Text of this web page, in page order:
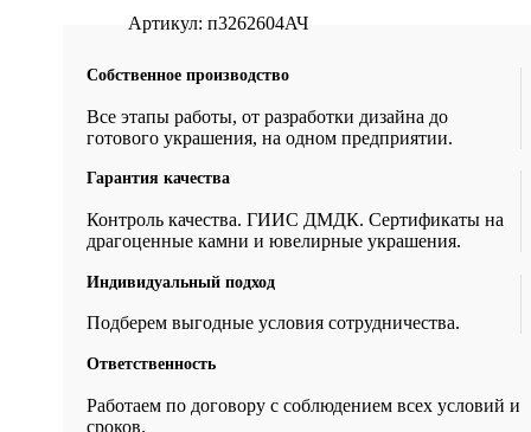
Артикул: п3262604АЧ
Собственное производство
Все этапы работы, от разработки дизайна до
готового украшения, на одном предприятии.
Гарантия качества
Контроль качества. ГИИС ДМДК. Сертификаты на
драгоценные камни и ювелирные украшения.
Индивидуальный подход
Подберем выгодные условия сотрудничества.
Ответственность
Работаем по договору с соблюдением всех условий и
сроков.